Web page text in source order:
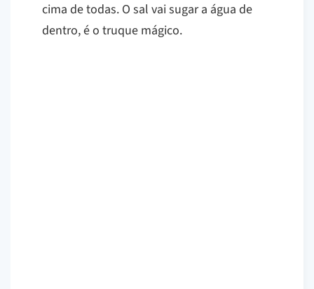
cima de todas. O sal vai sugar a água de
dentro, é o truque mágico.